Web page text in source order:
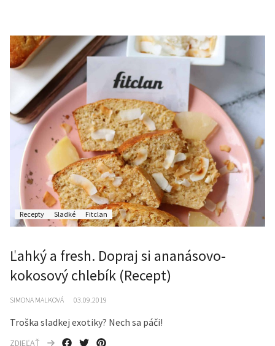
Recepty Sladké Fitclan
Ľahký a fresh. Dopraj si ananásovo-
kokosový chlebík (Recept)
SIMONA MALKOVÁ 03.09.2019
Troška sladkej exotiky? Nech sa páči!
ZDIEĽAŤ